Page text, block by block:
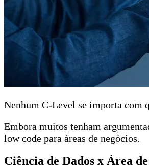
Nenhum C-Level se importa com
Embora muitos tenham
low code para áreas de negócios.
Ciência de Dados x Área